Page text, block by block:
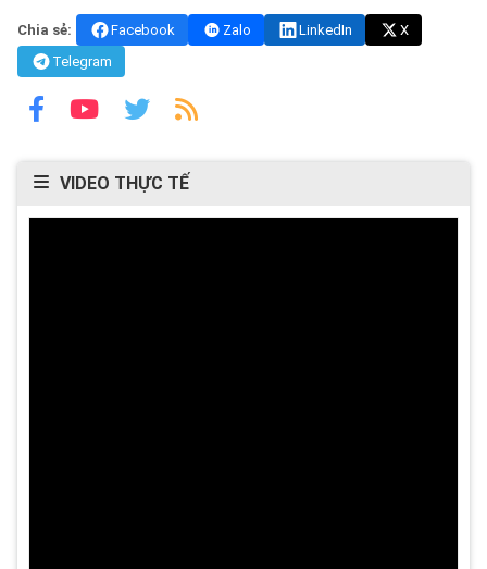
Chia sẻ: Facebook Zalo LinkedIn
X
Telegram
VIDEO THỰC TẾ